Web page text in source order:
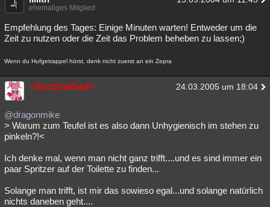
Philosophie Träume
Astronomie Helpdesk Gruppen Gaming Filme
Musik Clash Verbesserungen
Übersichten
Besucht
Lesenswert
ehemaliges Mitglied
Empfehlung des Tages: Einige Minuten warten! Entweder um die
Zeit zu nutzen oder die Zeit das Problem beheben zu lassen;)
Wenn du Hufgetrappel hörst, denk nicht zuerst an ein Zepra
~DoctrineDark~ 24.03.2005 um 18:04
@dragonmike
> Warum zum Teufel ist es also dann Unhygienisch im stehen zu
pinkeln?!<
Ich denke mal, wenn man nicht ganz trifft....und es sind immer ein
paar Spritzer auf der Toilette zu finden...
Solange man trifft, ist mir das sowieso egal...und solange natürlich
nichts daneben geht....